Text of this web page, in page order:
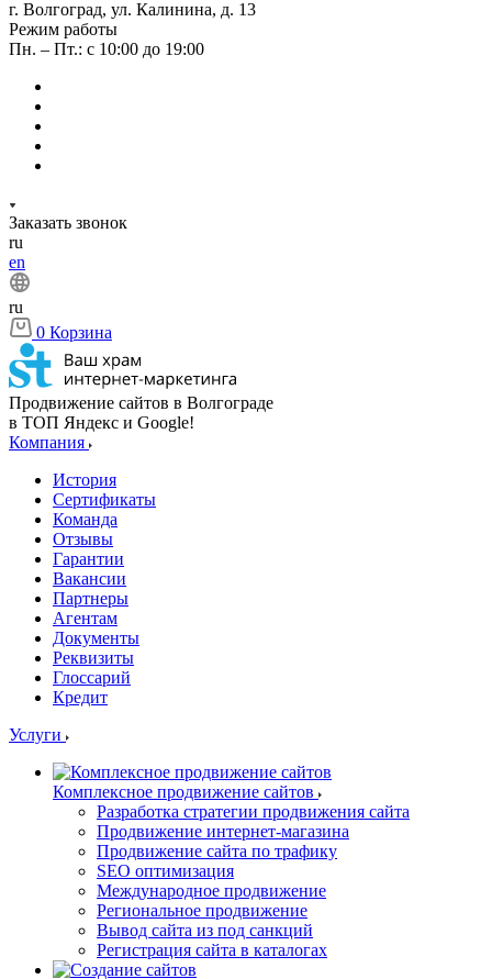
г. Волгоград, ул. Калинина, д. 13
Режим работы
Пн. – Пт.: с 10:00 до 19:00
Заказать звонок
ru
en
ru
0 Корзина
Продвижение сайтов в Волгограде
в ТОП Яндекс и Google!
Компания
История
Сертификаты
Команда
Отзывы
Гарантии
Вакансии
Партнеры
Агентам
Документы
Реквизиты
Глоссарий
Кредит
Услуги
Комплексное продвижение сайтов
Разработка стратегии продвижения сайта
Продвижение интернет-магазина
Продвижение сайта по трафику
SEO оптимизация
Международное продвижение
Региональное продвижение
Вывод сайта из под санкций
Регистрация сайта в каталогах